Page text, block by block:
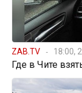
ZAB.TV 18:00,
Где в Чите